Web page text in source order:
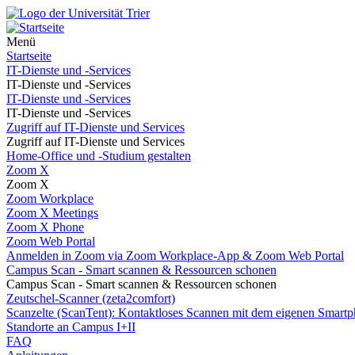
Menü
Startseite
IT-Dienste und -Services
IT-Dienste und -Services
IT-Dienste und -Services
IT-Dienste und -Services
Zugriff auf IT-Dienste und Services
Zugriff auf IT-Dienste und Services
Home-Office und -Studium gestalten
Zoom X
Zoom X
Zoom Workplace
Zoom X Meetings
Zoom X Phone
Zoom Web Portal
Anmelden in Zoom via Zoom Workplace-App & Zoom Web Portal
Campus Scan - Smart scannen & Ressourcen schonen
Campus Scan - Smart scannen & Ressourcen schonen
Zeutschel-Scanner (zeta2comfort)
Scanzelte (ScanTent): Kontaktloses Scannen mit dem eigenen
Standorte an Campus I+II
FAQ